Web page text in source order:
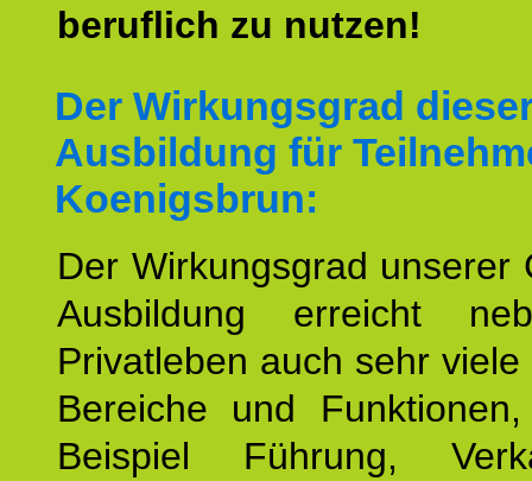
beruflich zu nutzen!
Der Wirkungsgrad
Ausbildung für
Koenigsbrun:
Der Wirkungsgrad unserer
Ausbildung erreicht
Privatleben auch sehr
Bereiche und
Beispiel Führung,